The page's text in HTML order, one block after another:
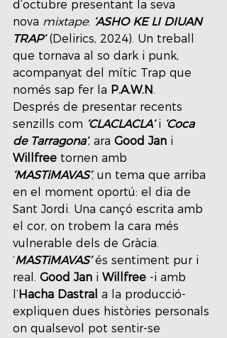
d’octubre presentant la seva
nova mixtape: ‘ASHO KE LI DIUAN
TRAP’ (Delirics, 2024). Un treball
que tornava al so dark i punk,
acompanyat del mític Trap que
només sap fer la P.A.W.N.
Després de presentar recents
senzills com ‘CLACLACLA’ i ‘Coca
de Tarragona’, ara Good Jan i
Willfree tornen amb
‘MASTiMAVAS’, un tema que arriba
en el moment oportú: el dia de
Sant Jordi. Una cançó escrita amb
el cor, on trobem la cara més
vulnerable dels de Gràcia.
‘MASTiMAVAS’ és sentiment pur i
real. Good Jan i Willfree -i amb
l’Hacha Dastral a la producció-
expliquen dues històries personals
on qualsevol pot sentir-se